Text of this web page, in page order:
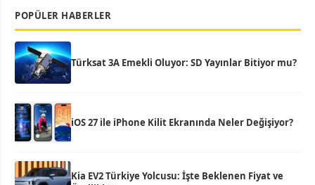
POPÜLER HABERLER
Türksat 3A Emekli Oluyor: SD Yayınlar Bitiyor mu?
iOS 27 ile iPhone Kilit Ekranında Neler Değişiyor?
Kia EV2 Türkiye Yolcusu: İşte Beklenen Fiyat ve